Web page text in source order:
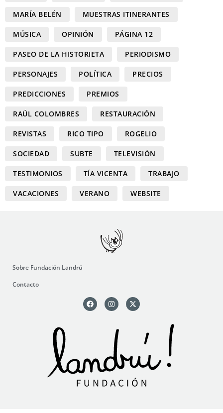
MARÍA BELÉN MUESTRAS ITINERANTES
MÚSICA OPINIÓN PÁGINA 12
PASEO DE LA HISTORIETA PERIODISMO
PERSONAJES POLÍTICA PRECIOS
PREDICCIONES PREMIOS
RAÚL COLOMBRES RESTAURACIÓN
REVISTAS RICO TIPO ROGELIO
SOCIEDAD SUBTE TELEVISIÓN
TESTIMONIOS TÍA VICENTA TRABAJO
VACACIONES VERANO WEBSITE
Sobre Fundación Landrú
Contacto